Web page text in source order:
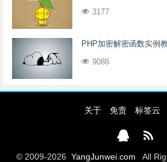
3177
PHP加密解密函数实例
9088
关于 免责 标签云
© 2009-2026 YangJunwei.com All